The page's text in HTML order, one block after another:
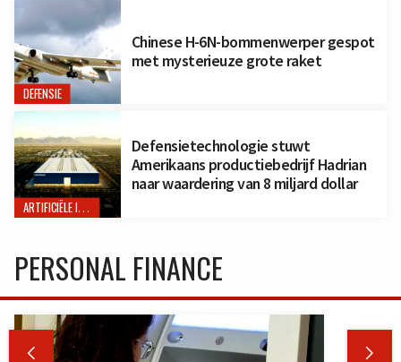
DEFENSIE
Chinese H-6N-bommenwerper gespot
met mysterieuze grote raket
ARTIFICIËLE INTELLIGENTIE
Defensietechnologie stuwt
Amerikaans productiebedrijf Hadrian
naar waardering van 8 miljard dollar
PERSONAL FINANCE
 